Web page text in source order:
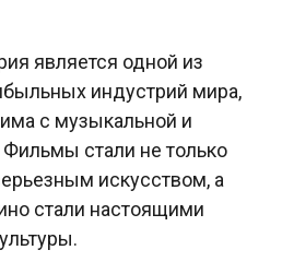
является одной из
индустрий мира,
с музыкальной и
стали не только
искусством, а
стали настоящими